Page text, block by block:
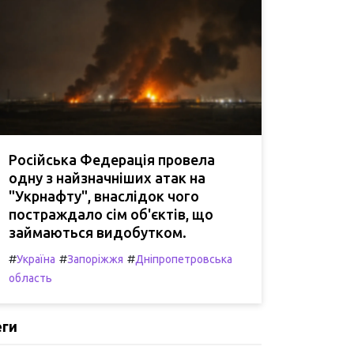
Російська Федерація провела
одну з найзначніших атак на
"Укрнафту", внаслідок чого
постраждало сім об'єктів, що
займаються видобутком.
#Україна #Запоріжжя #Дніпропетровська
область